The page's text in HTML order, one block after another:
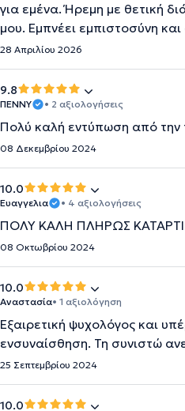
για εμένα. Ήρεμη με θετική
μου. Εμπνέει εμπιστοσύνη
28 Απριλίου 2026
9.8
ΠΕΝΝΥ • 2 αξιολογήσεις
Πολύ καλή εντύπωση από την
08 Δεκεμβρίου 2024
10.0
Ευαγγελια • 4 αξιολογήσεις
ΠΟΛΥ ΚΑΛΗ ΠΛΗΡΩΣ
08 Οκτωβρίου 2024
10.0
Αναστασία• 1 αξιολόγηση
Εξαιρετική ψυχολόγος και
ενσυναίσθηση. Τη συνιστώ
25 Σεπτεμβρίου 2024
10.0